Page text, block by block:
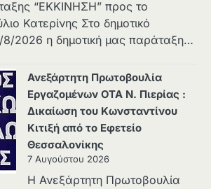
“ΕΚΚΙΝΗΣΗ” προς το
Κατερίνης Στο δημοτικό
8/2026 η δημοτική μας παράταξη…
Ανεξάρτητη Πρωτοβουλία
Εργαζομένων ΟΤΑ Ν. Πιερίας :
Δικαίωση του Κωνσταντίνου
Κιτιξή από το Εφετείο
Θεσσαλονίκης
7 Αυγούστου 2026
Η Ανεξάρτητη Πρωτοβουλία